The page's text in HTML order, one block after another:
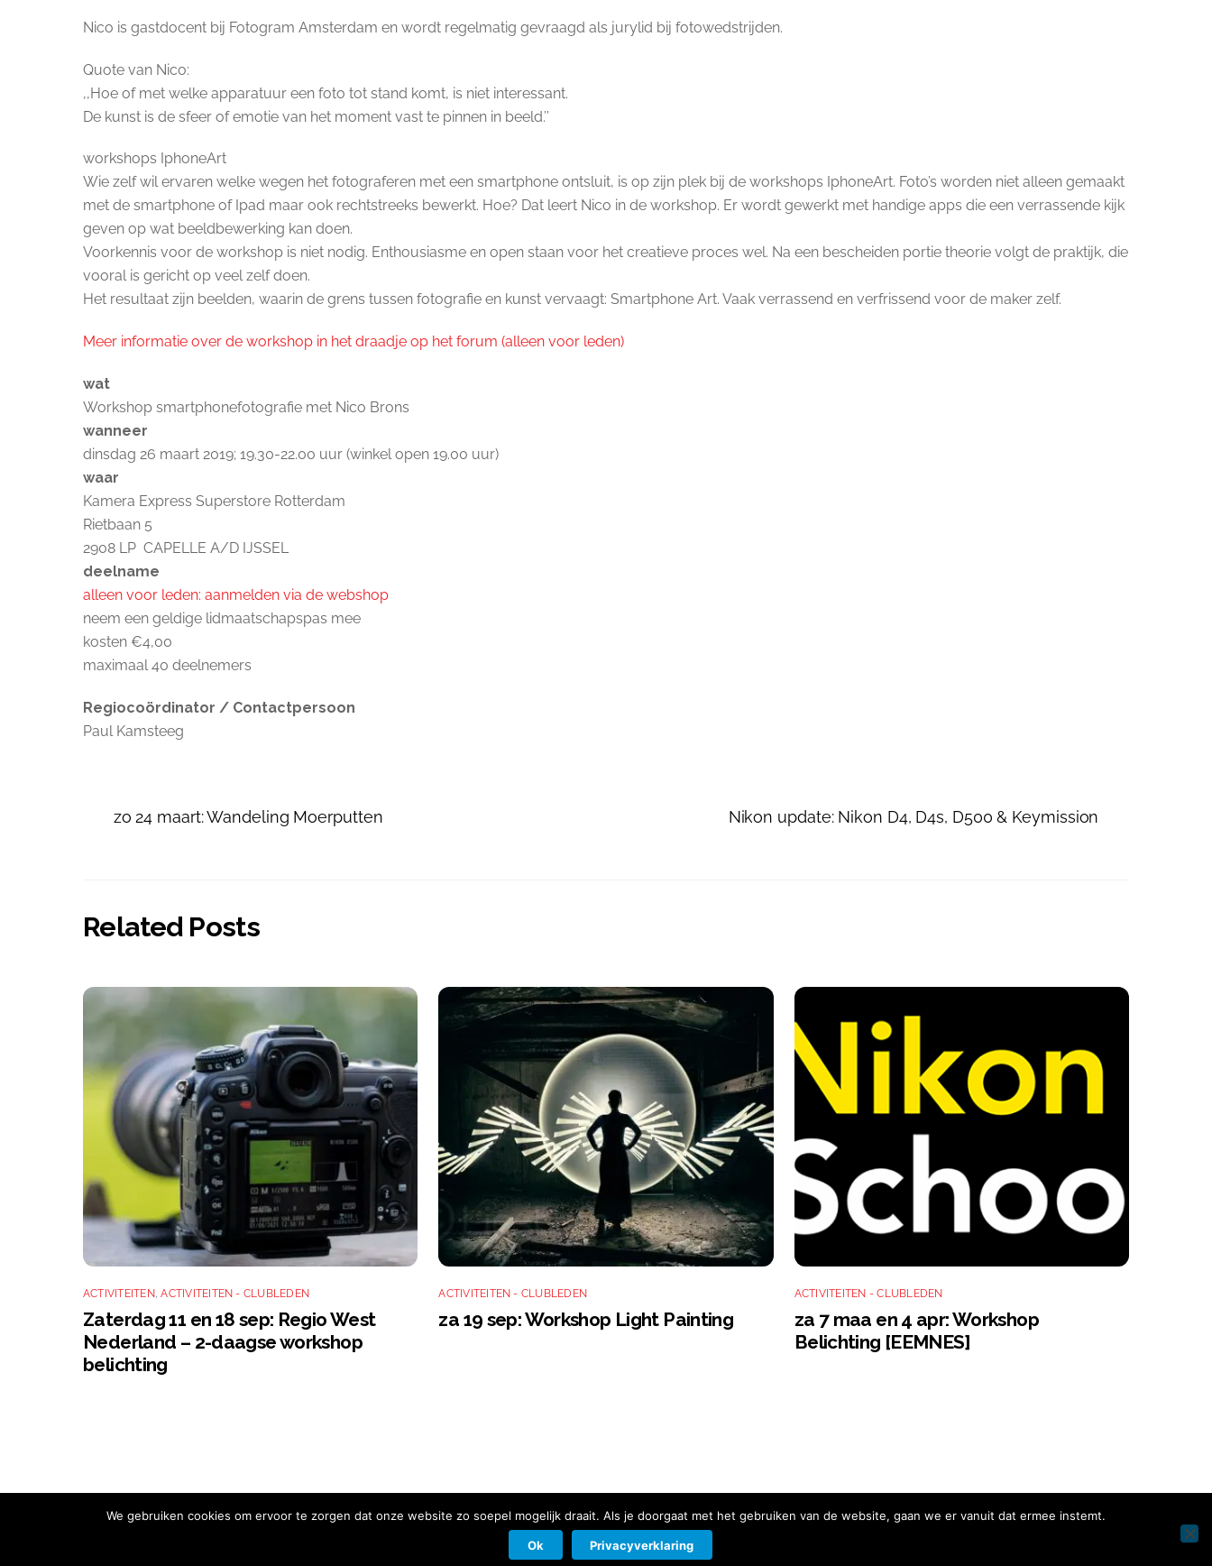
Nico is gastdocent bij Fotogram Amsterdam en wordt regelmatig gevraagd als jurylid bij fotowedstrijden.
Quote van Nico:
,,Hoe of met welke apparatuur een foto tot stand komt, is niet interessant.
De kunst is de sfeer of emotie van het moment vast te pinnen in beeld.’’
workshops IphoneArt
Wie zelf wil ervaren welke wegen het fotograferen met een smartphone ontsluit, is op zijn plek bij de workshops IphoneArt. Foto’s worden niet alleen gemaakt
met de smartphone of Ipad maar ook rechtstreeks bewerkt. Hoe? Dat leert Nico in de workshop. Er wordt gewerkt met handige apps die een verrassende kijk
geven op wat beeldbewerking kan doen.
Voorkennis voor de workshop is niet nodig. Enthousiasme en open staan voor het creatieve proces wel. Na een bescheiden portie theorie volgt de praktijk, die
vooral is gericht op veel zelf doen.
Het resultaat zijn beelden, waarin de grens tussen fotografie en kunst vervaagt: Smartphone Art. Vaak verrassend en verfrissend voor de maker zelf.
Meer informatie over de workshop in het draadje op het forum (alleen voor leden)
wat
Workshop smartphonefotografie met Nico Brons
wanneer
dinsdag 26 maart 2019; 19.30-22.00 uur (winkel open 19.00 uur)
waar
Kamera Express Superstore Rotterdam
Rietbaan 5
2908 LP CAPELLE A/D IJSSEL
deelname
alleen voor leden: aanmelden via de webshop
neem een geldige lidmaatschapspas mee
kosten €4,00
maximaal 40 deelnemers
Regiocoördinator / Contactpersoon
Paul Kamsteeg
zo 24 maart: Wandeling Moerputten Nikon update: Nikon D4, D4s, D500 & Keymission
Related Posts
ACTIVITEITEN,ACTIVITEITEN - CLUBLEDEN
Zaterdag 11 en 18 sep: Regio West
Nederland – 2-daagse workshop
belichting
ACTIVITEITEN - CLUBLEDEN
za 19 sep: Workshop Light Painting
ACTIVITEITEN - CLUBLEDEN
za 7 maa en 4 apr: Workshop
Belichting [EEMNES]
We gebruiken cookies om ervoor te zorgen dat onze website zo soepel mogelijk draait. Als je doorgaat met het gebruiken van de website, gaan we er vanuit dat ermee instemt.
Ok Privacyverklaring